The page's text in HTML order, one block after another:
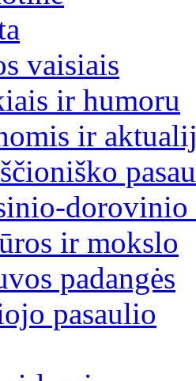
vaisiais
ir humoru
ir
ir mokslo
padangės
pasaulio